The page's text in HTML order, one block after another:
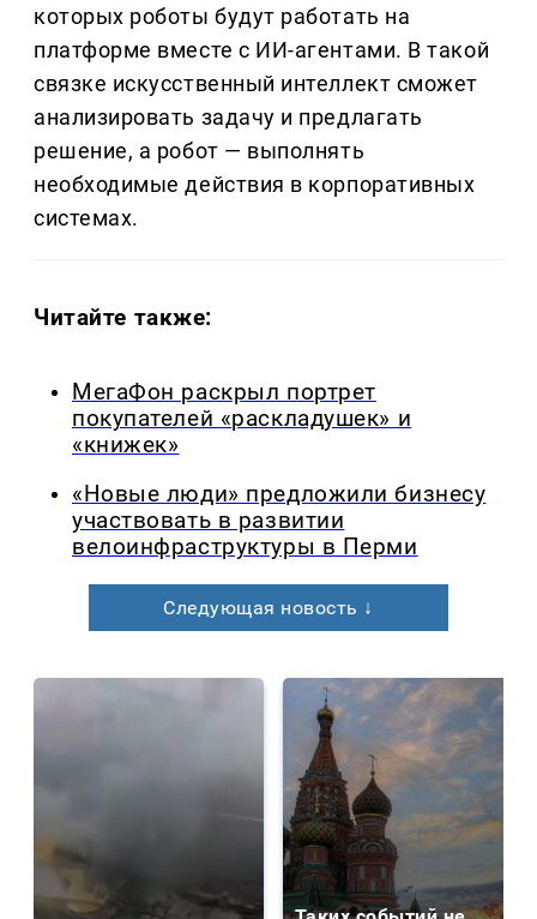
которых роботы будут работать на
платформе вместе c ИИ-агентами. В такой
связке искусственный интеллект сможет
анализировать задачу и предлагать
решение, а робот — выполнять
необходимые действия в корпоративных
системах.
Читайте также:
МегаФон раскрыл портрет
покупателей «раскладушек» и
«книжек»
«Новые люди» предложили бизнесу
участвовать в развитии
велоинфраструктуры в Перми
Следующая новость ↓